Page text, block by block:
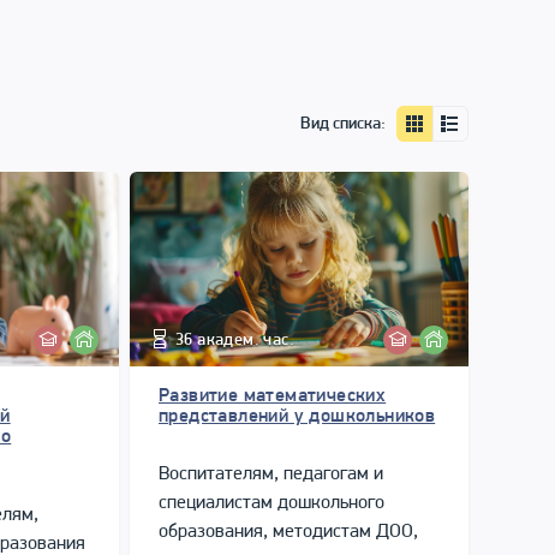
Вид списка:
36 академ. час.
Развитие математических
представлений у дошкольников
Воспитателям, педагогам и
специалистам дошкольного
образования, методистам ДОО,